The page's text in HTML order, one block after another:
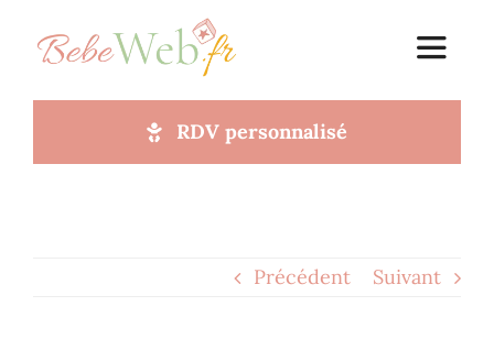
Toggle
RDV personnalisé
Précédent Suivant